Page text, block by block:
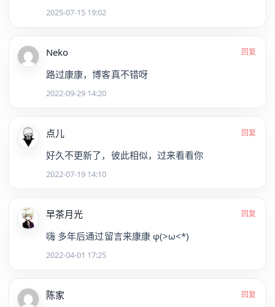
2025-07-15 19:02
Neko 回复
路过康康，博客真不错呀
2022-09-29 14:20
点儿 回复
好久不更新了，彼此相似，过来看看你
2022-07-19 14:10
早茶月光 回复
嗨 多年后通过留言来康康 φ(>ω<*)
2022-04-01 17:25
陈家 回复